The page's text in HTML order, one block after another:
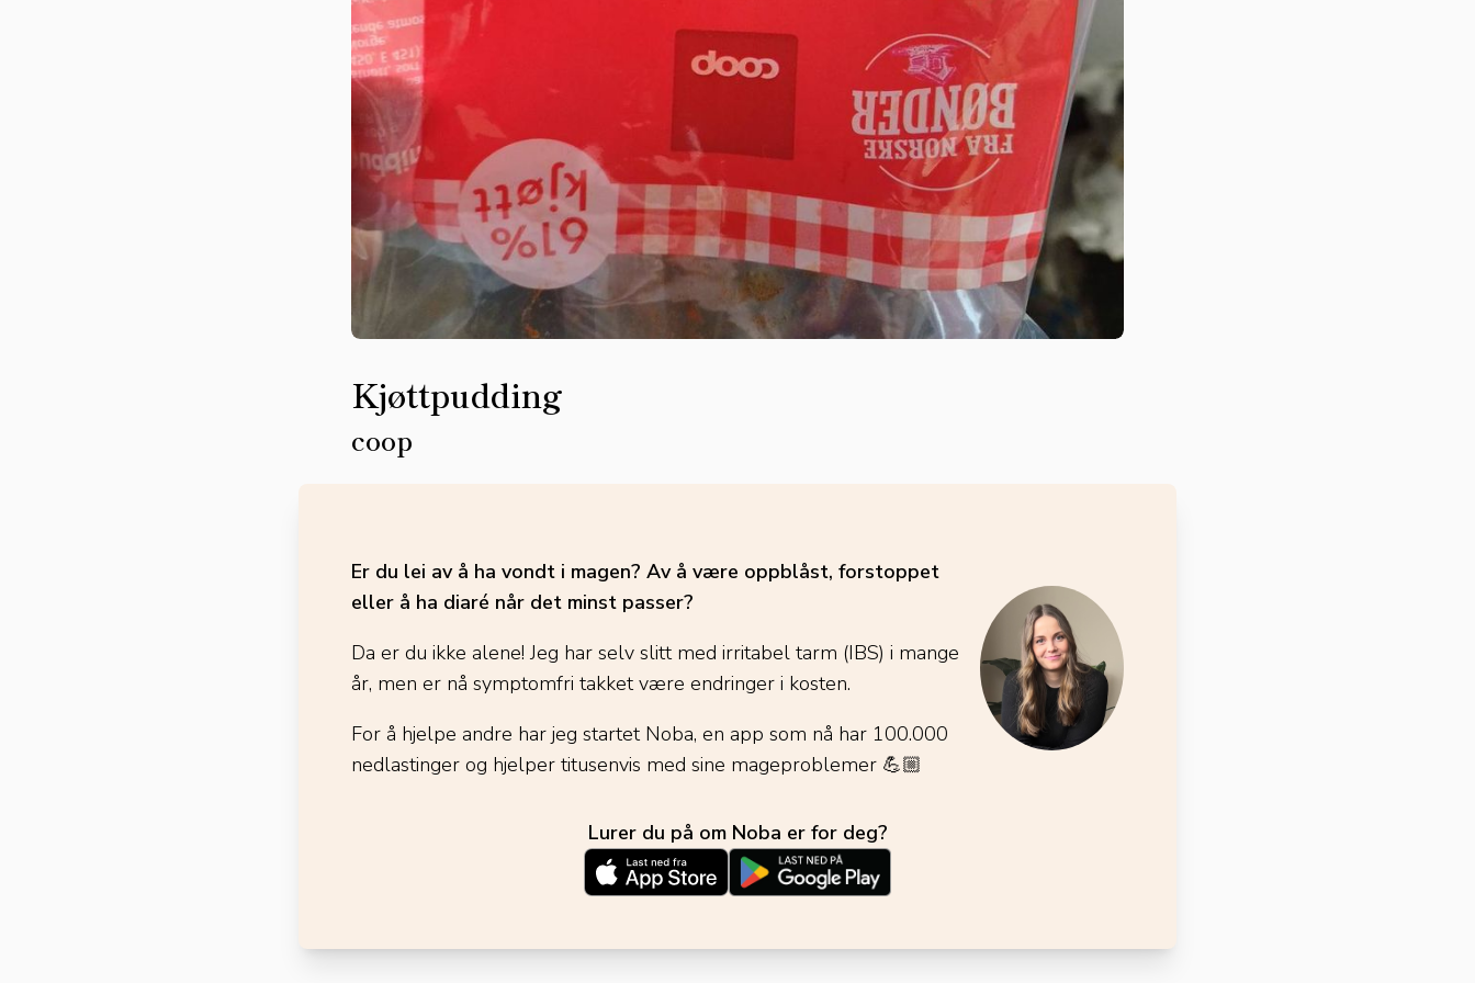
Kjøttpudding
coop
Er du lei av å ha vondt i magen? Av å være oppblåst, forstoppet
eller å ha diaré når det minst passer?
Da er du ikke alene! Jeg har selv slitt med irritabel tarm (IBS) i mange
år, men er nå symptomfri takket være endringer i kosten.
For å hjelpe andre har jeg startet Noba, en app som nå har 100.000
nedlastinger og hjelper titusenvis med sine mageproblemer 💪🏼
Lurer du på om Noba er for deg?